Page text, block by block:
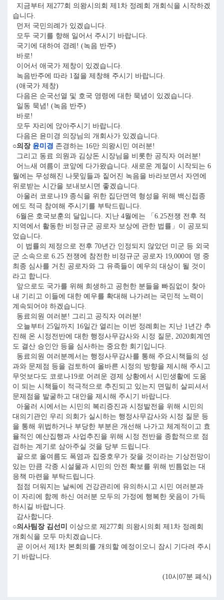
지금부터 제277회 의왕시의회 제1차 정례회 개회식을 시작하겠
습니다.
먼저 국민의례가 있겠습니다.
모두 국기를 향해 일어서 주시기 바랍니다.
국기에 대하여 경례! (녹음 반주)
바로!
이어서 애국가 제창이 있겠습니다.
녹음반주에 따라 1절을 제창해 주시기 바랍니다.
(애국가 제창)
다음은 순국선열 및 호국 영령에 대한 묵념이 있겠습니다.
일동 묵념! (녹음 반주)
바로!
모두 자리에 앉아주시기 바랍니다.
다음은 윤미경 의장님의 개회사가 있겠습니다.
○의장 윤미경 존경하는 16만 의왕시민 여러분!
그리고 동료 의원과 김상돈 시장님을 비롯한 공직자 여러분!
어느새 여름이 코앞에 다가왔습니다. 새로운 계절이 시작되는 6
월에는 무성해진 나뭇잎들과 짙어진 녹음을 바라보면서 자연에
위로받는 시간을 보내보시면 좋겠습니다.
아울러 코로나19 종식을 위한 집단면역 형성을 위해 백신접종
에도 적극 참여해 주시기를 부탁드립니다.
6월은 호국보훈의 달입니다. 지난 4월에는 「6.25전쟁 전후 적
지역에서 활동한 비정규군 공로자 보상에 관한 법률」이 공포되
었습니다.
이 법률의 제정으로 전후 70년간 인정되지 않았던 미군 등 외국
군 소속으로 6.25 전쟁에 참전한 비정규군 공로자 19,000여 명 중
최종 심사를 거친 공로자와 그 유족들이 예우의 대상이 될 것이
라고 합니다.
앞으로도 국가를 위해 희생하고 공헌한 분들을 빠짐없이 찾아
내 기리고 이들에 대한 예우를 확대해 나가려는 국민적 노력이
계속되어야 하겠습니다.
동료의원 여러분! 그리고 공직자 여러분!
오늘부터 25일까지 16일간 열리는 이번 정례회는 지난 1년간 추
진해 온 시정전반에 대한 행정사무감사와 시정 질문, 2020회계연
도 결산 승인안 등을 심사하는 중요한 회기입니다.
동료의원 여러분께서는 행정사무감사를 통해 주요시책들의 성
과와 문제점 등을 검토하여 올바른 시정의 방향을 제시해 주시고
무엇보다도 코로나19로 어려운 경제 상황에서 시민생활에 도움
이 되는 시책들이 적극적으로 추진되고 있는지 면밀히 살피셔서
문제점을 발굴하고 대안을 제시해 주시기 바랍니다.
아울러 시에서는 시민의 복리증진과 시정발전을 위해 시민의
대의기관인 우리 의회가 실시하는 행정사무감사와 시정 질문 등
을 통해 위법하거나 부당한 부분은 개선해 나가고 체계적이고 효
율적인 예산집행과 사업추진을 위해 시정 전반을 종합적으로 점
검하는 계기로 삼아주실 것을 당부 드립니다.
끝으로 올여름도 폭염과 집중호우가 잦을 것이라는 기상전망이
있는 만큼 각종 시설물과 시민의 안전 확보를 위해 빈틈없는 대
응책 마련을 부탁드립니다.
점점 더워지는 날씨에 건강관리에 유의하시고 시민 여러분과
이 자리에 함께 하신 여러분 모두의 가정에 행복한 웃음이 가득
하시길 바랍니다.
감사합니다.
○의사팀장 김선미
이상으로 제277회 의왕시의회 제1차 정례회
개회식을 모두 마치겠습니다.
곧 이어서 제1차 본회의를 개의할 예정이오니 잠시 기다려 주시
기 바랍니다.
(10시07분 폐식)